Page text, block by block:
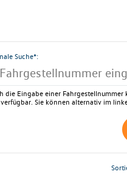
Suche*:
die Eingabe einer Fahrgestellnummer
Sie können alternativ im